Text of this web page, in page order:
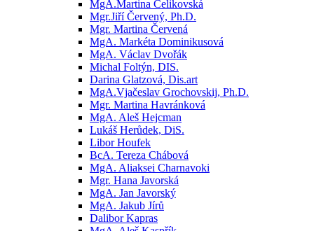
MgA.Martina Čelikovská
Mgr.Jiří Červený, Ph.D.
Mgr. Martina Červená
MgA. Markéta Dominikusová
MgA. Václav Dvořák
Michal Foltýn, DIS.
Darina Glatzová, Dis.art
MgA.Vjačeslav Grochovskij, Ph.D.
Mgr. Martina Havránková
MgA. Aleš Hejcman
Lukáš Herůdek, DiS.
Libor Houfek
BcA. Tereza Chábová
MgA. Aliaksei Charnavoki
Mgr. Hana Javorská
MgA. Jan Javorský
MgA. Jakub Jírů
Dalibor Kapras